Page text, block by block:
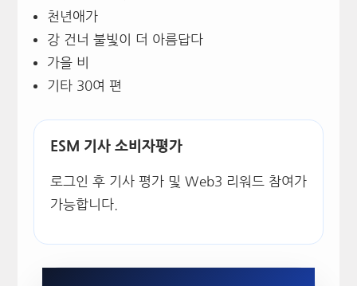
천년애가
강 건너 불빛이 더 아름답다
가을 비
기타 30여 편
ESM 기사 소비자평가
로그인 후 기사 평가 및 Web3 리워드 참여가
가능합니다.